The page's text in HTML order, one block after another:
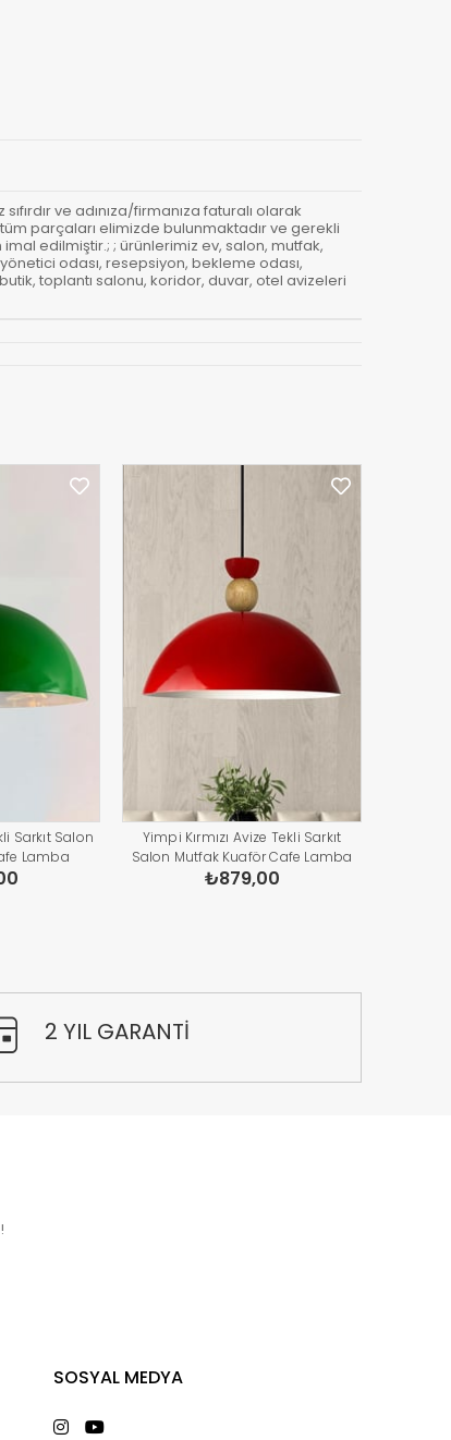
ve adınıza/firmanıza faturalı olarak
parçaları elimizde bulunmaktadır ve gerekli
edilmiştir.; ; ürünlerimiz ev, salon, mutfak,
odası, resepsiyon, bekleme odası,
toplantı salonu, koridor, duvar, otel avizeleri
Sarkıt Salon
Lamba
Pastane
Yimpi Kırmızı Avize Tekli Sarkıt
Salon Mutfak Kuaför Cafe Lamba
Dekoratif Aydınlatma Pastane
₺879,00
2 YIL GARANTİ
SOSYAL MEDYA